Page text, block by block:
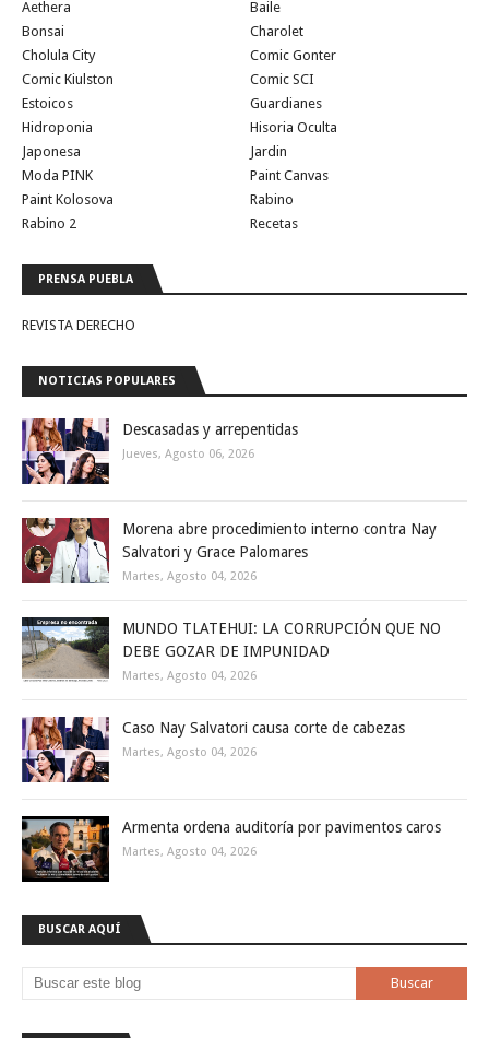
Aethera
Baile
Bonsai
Charolet
Cholula City
Comic Gonter
Comic Kiulston
Comic SCI
Estoicos
Guardianes
Hidroponia
Hisoria Oculta
Japonesa
Jardin
Moda PINK
Paint Canvas
Paint Kolosova
Rabino
Rabino 2
Recetas
PRENSA PUEBLA
REVISTA DERECHO
NOTICIAS POPULARES
Descasadas y arrepentidas
Jueves, Agosto 06, 2026
Morena abre procedimiento interno contra Nay
Salvatori y Grace Palomares
Martes, Agosto 04, 2026
MUNDO TLATEHUI: LA CORRUPCIÓN QUE NO
DEBE GOZAR DE IMPUNIDAD
Martes, Agosto 04, 2026
Caso Nay Salvatori causa corte de cabezas
Martes, Agosto 04, 2026
Armenta ordena auditoría por pavimentos caros
Martes, Agosto 04, 2026
BUSCAR AQUÍ